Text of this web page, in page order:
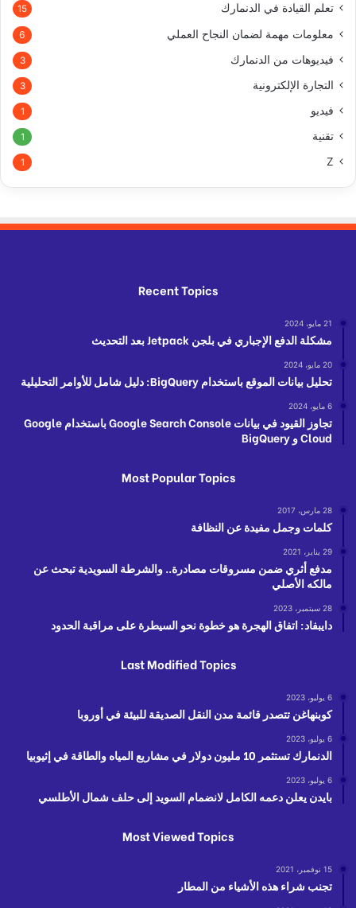
تعلم القيادة في الدنمارك 15
معلومات مهمة لضمان النجاح العملي 6
فيديوهات من الدنمارك 3
التجارة الإلكترونية 3
فيديو 1
تقنية 1
Z
1
Recent Topics
21 مايو، 2024
مشكلة الدفع الإجباري في بلجن Jetpack بعد التحديث
20 مايو، 2024
تحليل بيانات الموقع باستخدام BigQuery: دليل شامل للأوامر التحليلية
6 مايو، 2024
تجاوز القيود في بيانات Google Search Console باستخدام Google
Cloud و BigQuery
Most Popular Topics
28 مارس، 2017
كلمات وجمل مفيدة عن النظافة
29 يناير، 2021
مدفع أثري ضمن مسروقات مصادرة.. والشرطة السويدية تبحث عن
مالكه الأصلي
28 سبتمبر، 2023
دايبفاد: اتفاق الهجرة هو خطوة نحو السيطرة على مراقبة الحدود
Last Modified Topics
6 يوليو، 2023
كوبنهاغن تتصدر قائمة مدن النقل الصديقة للبيئة في أوروبا
6 يوليو، 2023
الدنمارك تستثمر 10 مليون دولار في مشاريع المياه والطاقة في إثيوبيا
6 يوليو، 2023
بايدن يعلن دعمه الكامل لانضمام السويد إلى حلف شمال الأطلسي
Most Viewed Topics
15 نوفمبر، 2021
تجنب شراء هذه الأشياء من المطار